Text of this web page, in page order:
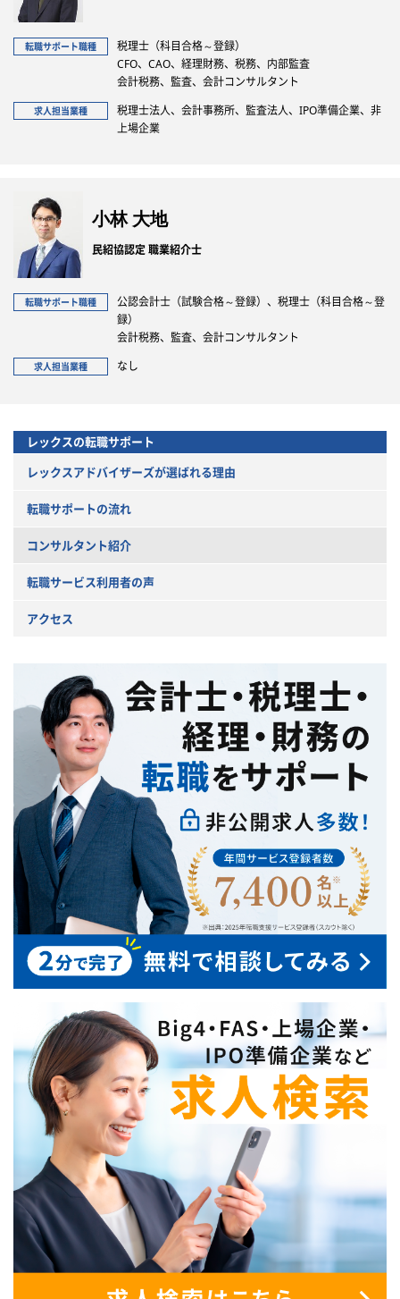
転職サポート職種
税理士（科目合格～登録）
CFO、CAO、経理財務、税務、内部監査
会計税務、監査、会計コンサルタント
求人担当業種
税理士法人、会計事務所、監査法人、IPO準備企業、非
上場企業
小林 大地
民紹協認定 職業紹介士
転職サポート職種
公認会計士（試験合格～登録）、税理士（科目合格～登
録）
会計税務、監査、会計コンサルタント
求人担当業種 なし
レックスの転職サポート
レックスアドバイザーズが選ばれる理由
転職サポートの流れ
コンサルタント紹介
転職サービス利用者の声
アクセス